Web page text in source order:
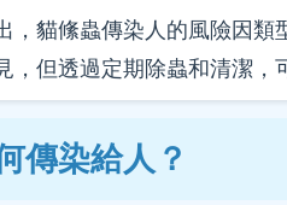
，貓絛蟲傳染人的風險因
，但透過定期除蟲和清潔，
傳染給人？